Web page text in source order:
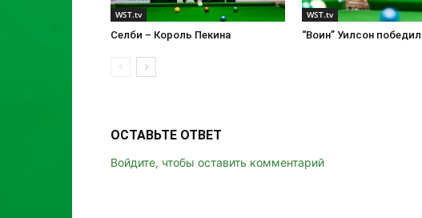
WST.tv
Селби – Король Пекина
WST.tv
“Воин” Уилсон
ОСТАВЬТЕ ОТВЕТ
Войдите, чтобы оставить комментарий